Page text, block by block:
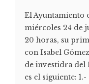
El Ayuntamiento
miércoles 24 de
20 horas, su
con Isabel
de investidra del
es el siguiente: